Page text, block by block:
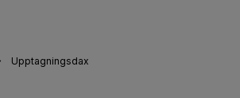
Upptagningsdax